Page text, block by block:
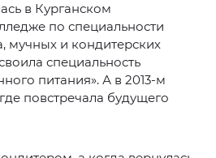
в Курганском
по специальности
мучных и кондитерских
специальность
питания». А в 2013-м
повстречала будущего